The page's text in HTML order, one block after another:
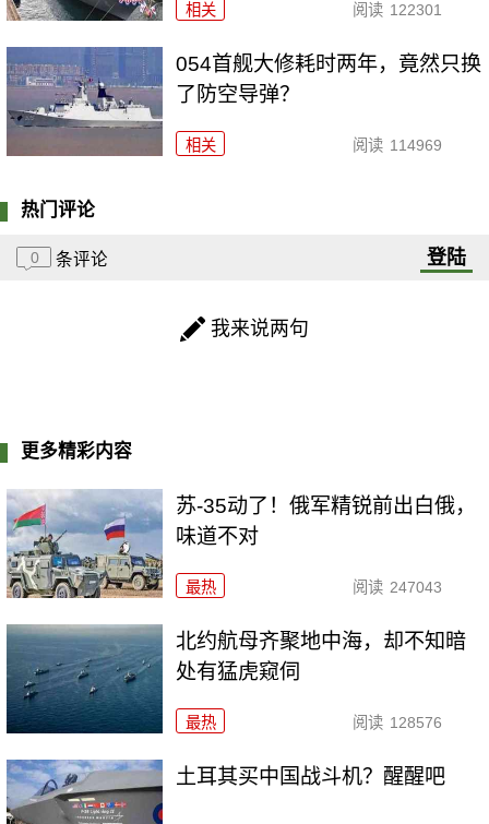
相关 阅读 122301
054首舰大修耗时两年，竟然只换
了防空导弹？
相关 阅读 114969
热门评论
0 条评论 登陆
我来说两句
更多精彩内容
苏-35动了！俄军精锐前出白俄，
味道不对
最热 阅读 247043
北约航母齐聚地中海，却不知暗
处有猛虎窥伺
最热 阅读 128576
土耳其买中国战斗机？醒醒吧